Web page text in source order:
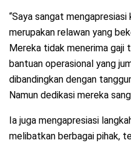
“Saya sangat
merupakan relawan yang
Mereka tidak menerima gaji
bantuan operasional yang
dibandingkan dengan
Namun dedikasi mereka
Ia juga mengapresiasi
melibatkan berbagai pihak,